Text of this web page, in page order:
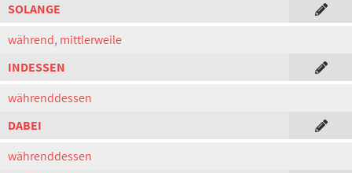
SOLANGE
während, mittlerweile
INDESSEN
währenddessen
DABEI
währenddessen